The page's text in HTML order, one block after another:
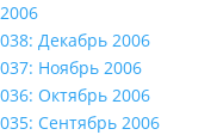
2006
038: Декабрь 2006
037: Ноябрь 2006
036: Октябрь 2006
035: Сентябрь 2006